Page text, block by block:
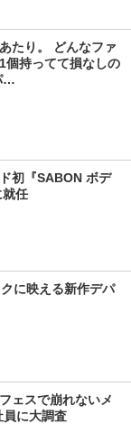
たり。 どんなファ
個持ってて損なしの
…
初『SABON ボデ
就任
に映える新作デパ
ェスで崩れないメ
に大調査